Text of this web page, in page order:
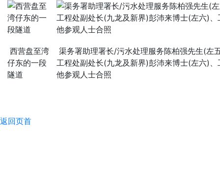
西营盘至湾
仔东的一段
隧道
渠务署助理署长/污水处理服务陈柏强先生(左
工程处副处长(九龙及新界)彭沛来博士(左六)
他参观人士合照
返回页首